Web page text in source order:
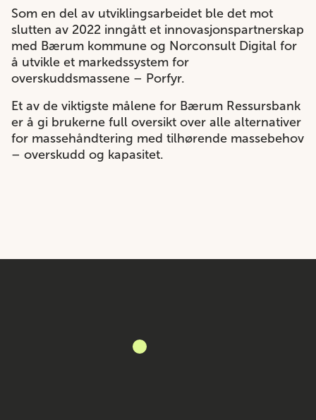
Som en del av utviklingsarbeidet ble det mot
slutten av 2022 inngått et innovasjonspartnerskap
med Bærum kommune og Norconsult Digital for
å utvikle et markedssystem for
overskuddsmassene – Porfyr.
Et av de viktigste målene for Bærum Ressursbank
er å gi brukerne full oversikt over alle alternativer
for massehåndtering med tilhørende massebehov
– overskudd og kapasitet.